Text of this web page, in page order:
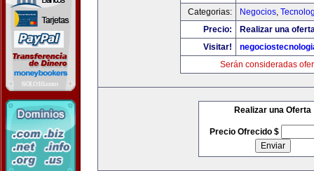
Categorias:
Negocios,
Precio:
Realizar una
Visitar!
Serán consideradas
Realizar una Oferta
Precio Ofrecido $